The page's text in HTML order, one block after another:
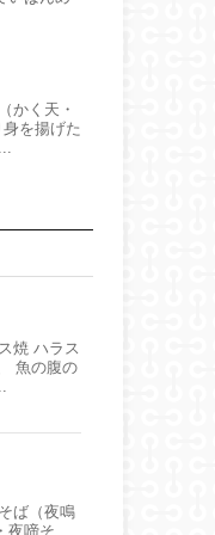
かく天・
を揚げた
焼 ハラス
魚の腹の
ば（夜鳴
夜啼そ